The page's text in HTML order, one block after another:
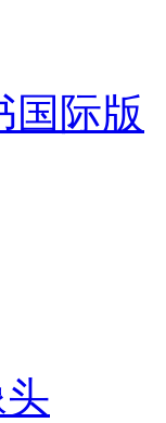
国际版
头